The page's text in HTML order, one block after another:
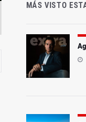
MÁS VISTO